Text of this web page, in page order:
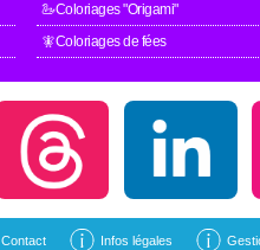
🦢Coloriages "Origami"
🧚Coloriages de fées
Contact Infos légales